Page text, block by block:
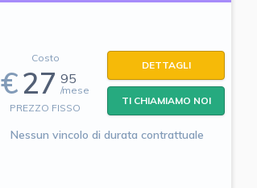
Costo
€27 95
/mese
PREZZO FISSO
DETTAGLI
TI CHIAMIAMO NOI
Nessun vincolo di durata contrattuale